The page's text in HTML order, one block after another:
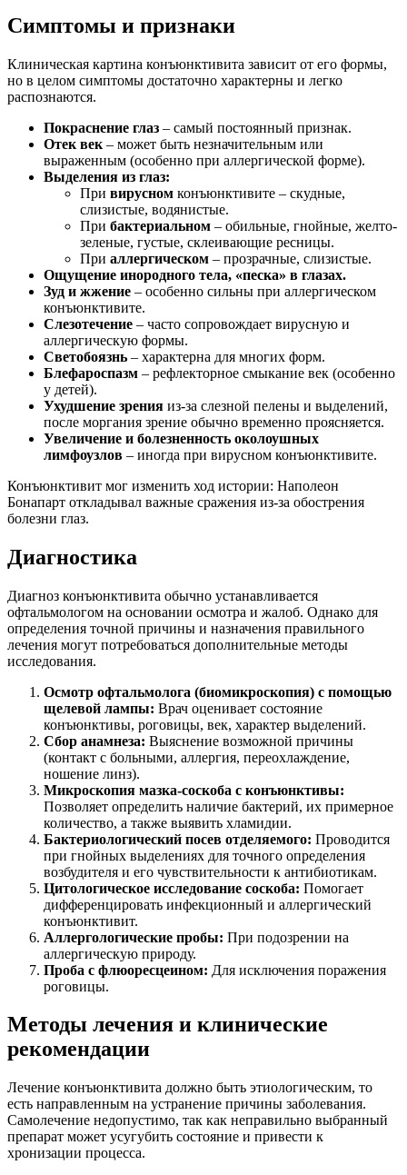
Симптомы и признаки
Клиническая картина конъюнктивита зависит от его формы,
но в целом симптомы достаточно характерны и легко
распознаются.
Покраснение глаз – самый постоянный признак.
Отек век – может быть незначительным или
выраженным (особенно при аллергической форме).
Выделения из глаз:
При вирусном конъюнктивите – скудные,
слизистые, водянистые.
При бактериальном – обильные, гнойные, желто-
зеленые, густые, склеивающие ресницы.
При аллергическом – прозрачные, слизистые.
Ощущение инородного тела, «песка» в глазах.
Зуд и жжение – особенно сильны при аллергическом
конъюнктивите.
Слезотечение – часто сопровождает вирусную и
аллергическую формы.
Светобоязнь – характерна для многих форм.
Блефароспазм – рефлекторное смыкание век (особенно
у детей).
Ухудшение зрения из-за слезной пелены и выделений,
после моргания зрение обычно временно проясняется.
Увеличение и болезненность околоушных
лимфоузлов – иногда при вирусном конъюнктивите.
Конъюнктивит мог изменить ход истории: Наполеон
Бонапарт откладывал важные сражения из-за обострения
болезни глаз.
Диагностика
Диагноз конъюнктивита обычно устанавливается
офтальмологом на основании осмотра и жалоб. Однако для
определения точной причины и назначения правильного
лечения могут потребоваться дополнительные методы
исследования.
Осмотр офтальмолога (биомикроскопия) с помощью
щелевой лампы: Врач оценивает состояние
конъюнктивы, роговицы, век, характер выделений.
Сбор анамнеза: Выяснение возможной причины
(контакт с больными, аллергия, переохлаждение,
ношение линз).
Микроскопия мазка-соскоба с конъюнктивы:
Позволяет определить наличие бактерий, их примерное
количество, а также выявить хламидии.
Бактериологический посев отделяемого: Проводится
при гнойных выделениях для точного определения
возбудителя и его чувствительности к антибиотикам.
Цитологическое исследование соскоба: Помогает
дифференцировать инфекционный и аллергический
конъюнктивит.
Аллергологические пробы: При подозрении на
аллергическую природу.
Проба с флюоресцеином: Для исключения поражения
роговицы.
Методы лечения и клинические
рекомендации
Лечение конъюнктивита должно быть этиологическим, то
есть направленным на устранение причины заболевания.
Самолечение недопустимо, так как неправильно выбранный
препарат может усугубить состояние и привести к
хронизации процесса.